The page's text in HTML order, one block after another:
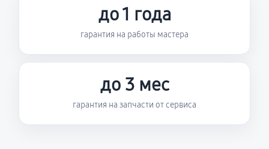
до 1 года
гарантия на работы мастера
до 3 мес
гарантия на запчасти от сервиса